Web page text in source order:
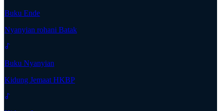
Buku Ende
Nyanyian rohani Batak
Buku Nyanyian
Kidung Jemaat HKBP